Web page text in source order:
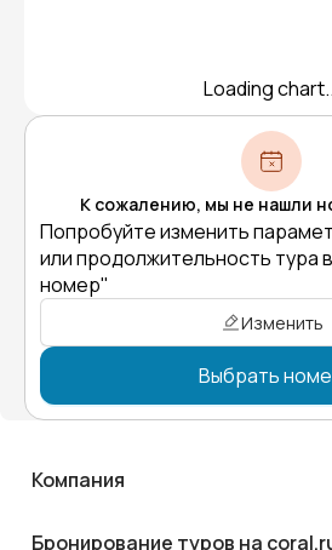
Loading
К сожалению, мы не нашли
Попробуйте изменить
или продолжительность тура
номер"
Изменить
Выбрать
Компания
Бронирование туров на